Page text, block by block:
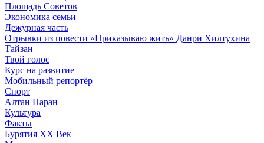
Площадь Советов
Экономика семьи
Дежурная часть
Отрывки из повести «Приказываю жить» Данри Хилтухина
Тайзан
Твой голос
Курс на развитие
Мобильный репортёр
Спорт
Алтан Наран
Культура
Факты
Бурятия XX Век